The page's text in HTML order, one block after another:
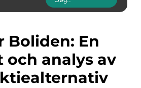
och analys av